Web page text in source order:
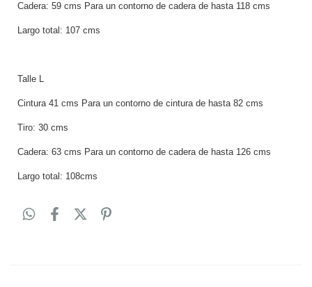
Cadera: 59 cms Para un contorno de cadera de hasta 118 cms
Largo total: 107 cms
Talle L
Cintura 41 cms Para un contorno de cintura de hasta 82 cms
Tiro: 30 cms
Cadera: 63 cms Para un contorno de cadera de hasta 126 cms
Largo total: 108cms